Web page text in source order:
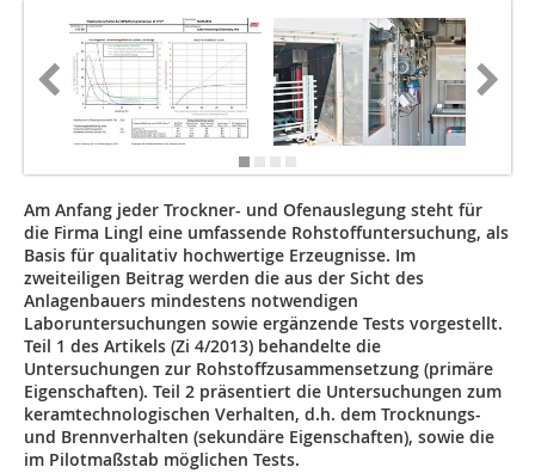
Am Anfang jeder Trockner- und Ofenauslegung steht für
die Firma Lingl eine umfassende Rohstoffuntersuchung, als
Basis für qualitativ hochwertige Erzeugnisse. Im
zweiteiligen Beitrag werden die aus der Sicht des
Anlagenbauers mindestens notwendigen
Laboruntersuchungen sowie ergänzende Tests vorgestellt.
Teil 1 des Artikels (Zi 4/2013) behandelte die
Untersuchungen zur Rohstoffzusammensetzung (primäre
Eigenschaften). Teil 2 präsentiert die Untersuchungen zum
keramtechnologischen Verhalten, d.h. dem Trocknungs-
und Brennverhalten (sekundäre Eigenschaften), sowie die
im Pilotmaßstab möglichen Tests.